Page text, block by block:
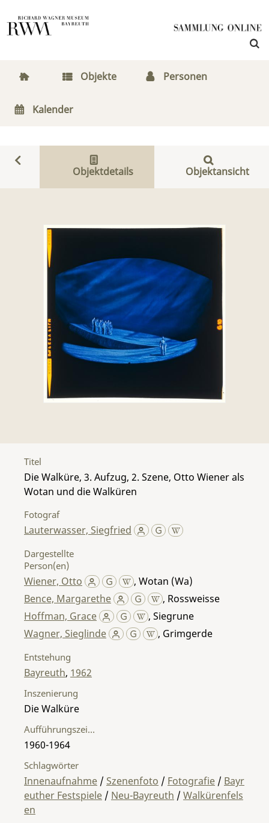
Objekte Personen
Kalender
Objektdetails Objektansicht
Titel
Die Walküre, 3. Aufzug, 2. Szene, Otto Wiener als
Wotan und die Walküren
Fotograf
Lauterwasser, Siegfried
Dargestellte
Person(en)
Wiener, Otto , Wotan (Wa)
Bence, Margarethe
, Rossweisse
Hoffman, Grace
, Siegrune
Wagner, Sieglinde
, Grimgerde
Entstehung
Bayreuth, 1962
Inszenierung
Die Walküre
Aufführungszeitraum
1960-1964
Schlagwörter
Innenaufnahme / Szenenfoto / Fotografie / Bayr
euther Festspiele / Neu-Bayreuth / Walkürenfels
en